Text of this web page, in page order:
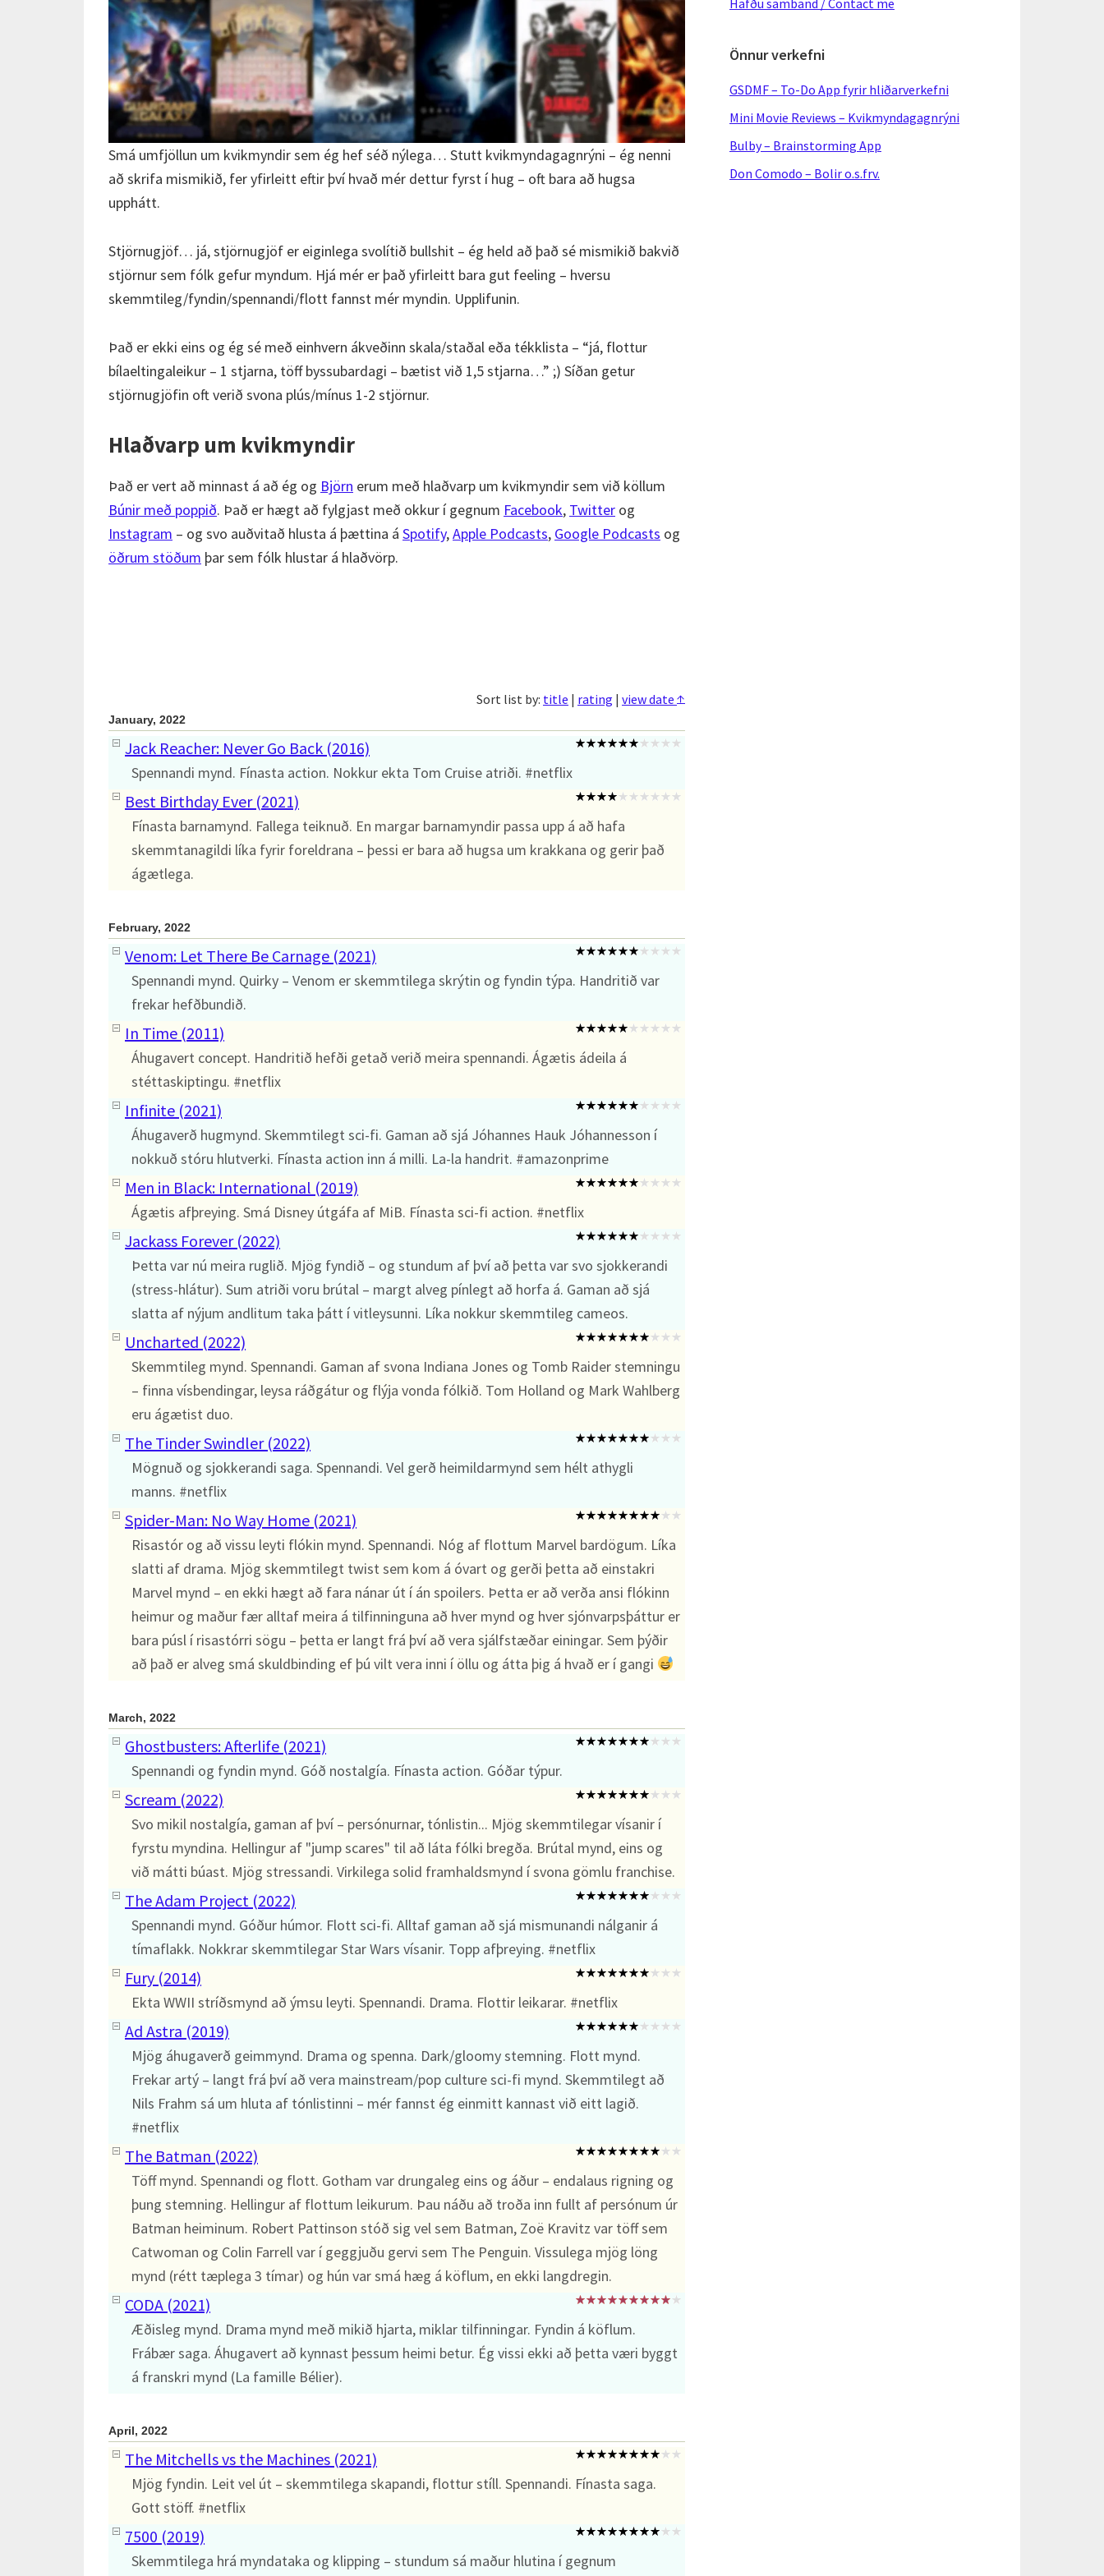
Smá umfjöllun um kvikmyndir sem ég hef séð nýlega… Stutt kvikmyndagagnrýni – ég nenni
að skrifa mismikið, fer yfirleitt eftir því hvað mér dettur fyrst í hug – oft bara að hugsa
upphátt.
Stjörnugjöf… já, stjörnugjöf er eiginlega svolítið bullshit – ég held að það sé mismikið bakvið
stjörnur sem fólk gefur myndum. Hjá mér er það yfirleitt bara gut feeling – hversu
skemmtileg/fyndin/spennandi/flott fannst mér myndin. Upplifunin.
Það er ekki eins og ég sé með einhvern ákveðinn skala/staðal eða tékklista – “já, flottur
bílaeltingaleikur – 1 stjarna, töff byssubardagi – bætist við 1,5 stjarna…” ;) Síðan getur
stjörnugjöfin oft verið svona plús/mínus 1-2 stjörnur.
Hlaðvarp um kvikmyndir
Það er vert að minnast á að ég og Björn erum með hlaðvarp um kvikmyndir sem við köllum
Búnir með poppið. Það er hægt að fylgjast með okkur í gegnum Facebook, Twitter og
Instagram – og svo auðvitað hlusta á þættina á Spotify,Apple Podcasts, Google Podcasts og
öðrum stöðum þar sem fólk hlustar á hlaðvörp.
Sort list by: title | rating | view date ↑
January, 2022
Jack Reacher: Never Go Back (2016)
Spennandi mynd. Fínasta action. Nokkur ekta Tom Cruise atriði. #netflix
Best Birthday Ever (2021)
Fínasta barnamynd. Fallega teiknuð. En margar barnamyndir passa upp á að hafa
skemmtanagildi líka fyrir foreldrana – þessi er bara að hugsa um krakkana og gerir það
ágætlega.
February, 2022
Venom: Let There Be Carnage (2021)
Spennandi mynd. Quirky – Venom er skemmtilega skrýtin og fyndin týpa. Handritið var
frekar hefðbundið.
In Time (2011)
Áhugavert concept. Handritið hefði getað verið meira spennandi. Ágætis ádeila á
stéttaskiptingu. #netflix
Infinite (2021)
Áhugaverð hugmynd. Skemmtilegt sci-fi. Gaman að sjá Jóhannes Hauk Jóhannesson í
nokkuð stóru hlutverki. Fínasta action inn á milli. La-la handrit. #amazonprime
Men in Black: International (2019)
Ágætis afþreying. Smá Disney útgáfa af MiB. Fínasta sci-fi action. #netflix
Jackass Forever (2022)
Þetta var nú meira ruglið. Mjög fyndið – og stundum af því að þetta var svo sjokkerandi
(stress-hlátur). Sum atriði voru brútal – margt alveg pínlegt að horfa á. Gaman að sjá
slatta af nýjum andlitum taka þátt í vitleysunni. Líka nokkur skemmtileg cameos.
Uncharted (2022)
Skemmtileg mynd. Spennandi. Gaman af svona Indiana Jones og Tomb Raider stemningu
– finna vísbendingar, leysa ráðgátur og flýja vonda fólkið. Tom Holland og Mark Wahlberg
eru ágætist duo.
The Tinder Swindler (2022)
Mögnuð og sjokkerandi saga. Spennandi. Vel gerð heimildarmynd sem hélt athygli
manns. #netflix
Spider-Man: No Way Home (2021)
Risastór og að vissu leyti flókin mynd. Spennandi. Nóg af flottum Marvel bardögum. Líka
slatti af drama. Mjög skemmtilegt twist sem kom á óvart og gerði þetta að einstakri
Marvel mynd – en ekki hægt að fara nánar út í án spoilers. Þetta er að verða ansi flókinn
heimur og maður fær alltaf meira á tilfinninguna að hver mynd og hver sjónvarpsþáttur er
bara púsl í risastórri sögu – þetta er langt frá því að vera sjálfstæðar einingar. Sem þýðir
að það er alveg smá skuldbinding ef þú vilt vera inni í öllu og átta þig á hvað er í gangi
March, 2022
Ghostbusters: Afterlife (2021)
Spennandi og fyndin mynd. Góð nostalgía. Fínasta action. Góðar týpur.
Scream (2022)
Svo mikil nostalgía, gaman af því – persónurnar, tónlistin... Mjög skemmtilegar vísanir í
fyrstu myndina. Hellingur af "jump scares" til að láta fólki bregða. Brútal mynd, eins og
við mátti búast. Mjög stressandi. Virkilega solid framhaldsmynd í svona gömlu franchise.
The Adam Project (2022)
Spennandi mynd. Góður húmor. Flott sci-fi. Alltaf gaman að sjá mismunandi nálganir á
tímaflakk. Nokkrar skemmtilegar Star Wars vísanir. Topp afþreying. #netflix
Fury (2014)
Ekta WWII stríðsmynd að ýmsu leyti. Spennandi. Drama. Flottir leikarar. #netflix
Ad Astra (2019)
Mjög áhugaverð geimmynd. Drama og spenna. Dark/gloomy stemning. Flott mynd.
Frekar artý – langt frá því að vera mainstream/pop culture sci-fi mynd. Skemmtilegt að
Nils Frahm sá um hluta af tónlistinni – mér fannst ég einmitt kannast við eitt lagið.
#netflix
The Batman (2022)
Töff mynd. Spennandi og flott. Gotham var drungaleg eins og áður – endalaus rigning og
þung stemning. Hellingur af flottum leikurum. Þau náðu að troða inn fullt af persónum úr
Batman heiminum. Robert Pattinson stóð sig vel sem Batman, Zoë Kravitz var töff sem
Catwoman og Colin Farrell var í geggjuðu gervi sem The Penguin. Vissulega mjög löng
mynd (rétt tæplega 3 tímar) og hún var smá hæg á köflum, en ekki langdregin.
CODA (2021)
Æðisleg mynd. Drama mynd með mikið hjarta, miklar tilfinningar. Fyndin á köflum.
Frábær saga. Áhugavert að kynnast þessum heimi betur. Ég vissi ekki að þetta væri byggt
á franskri mynd (La famille Bélier).
April, 2022
The Mitchells vs the Machines (2021)
Mjög fyndin. Leit vel út – skemmtilega skapandi, flottur stíll. Spennandi. Fínasta saga.
Gott stöff. #netflix
7500 (2019)
Skemmtilega hrá myndataka og klipping – stundum sá maður hlutina í gegnum
Hafðu samband / Contact me
Önnur verkefni
GSDMF – To-Do App fyrir hliðarverkefni
Mini Movie Reviews – Kvikmyndagagnrýni
Bulby – Brainstorming App
Don Comodo – Bolir o.s.frv.